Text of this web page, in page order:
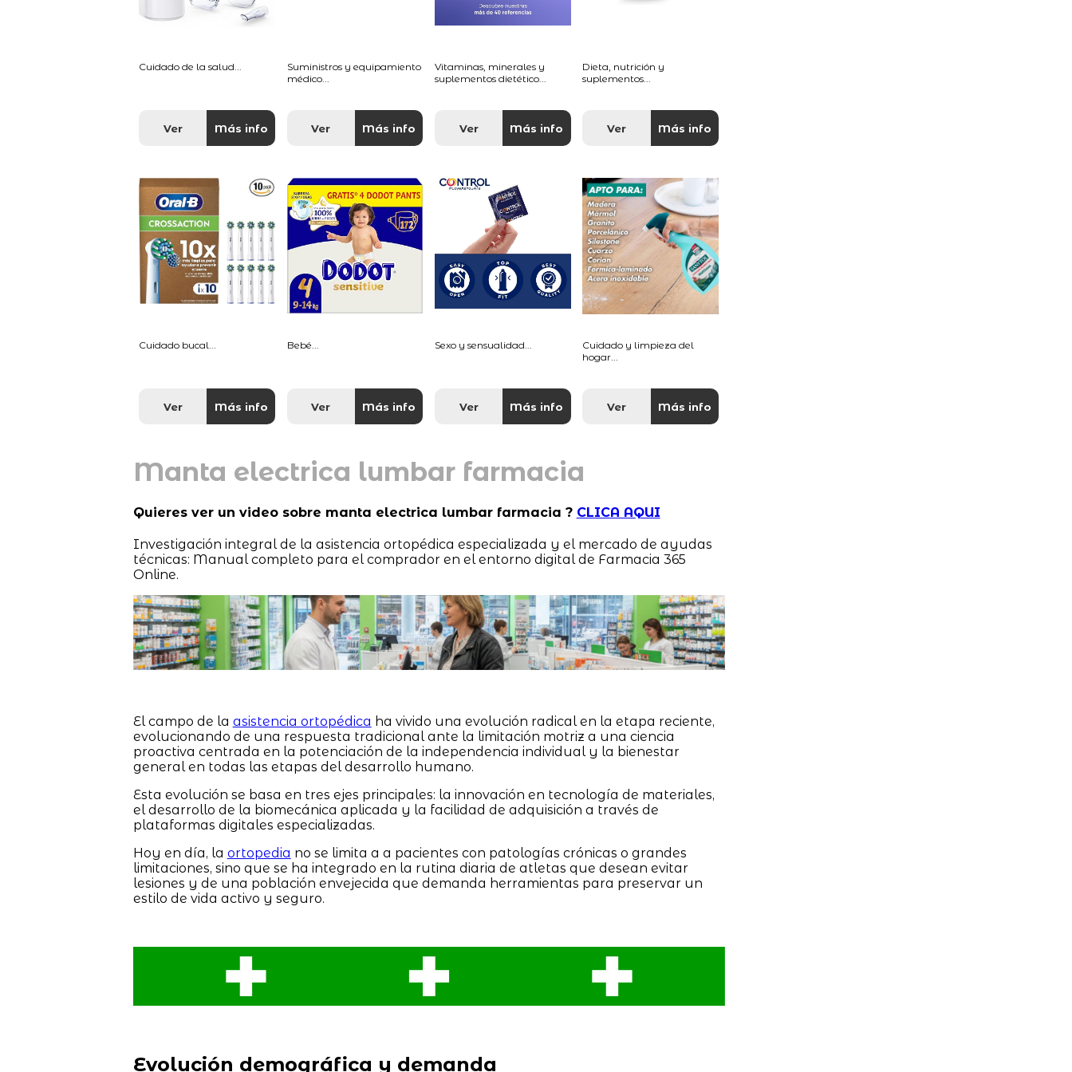
Cuidado de la salud...
Ver Más info
Suministros y equipamiento
médico...
Ver Más info
Vitaminas, minerales y
suplementos dietético...
Ver Más info
Dieta, nutrición y
suplementos...
Ver Más info
Cuidado bucal...
Ver Más info
Bebé...
Ver Más info
Sexo y sensualidad...
Ver Más info
Cuidado y limpieza del
hogar...
Ver Más info
Manta electrica lumbar farmacia
Quieres ver un video sobre manta electrica lumbar farmacia ? CLICA AQUI
Investigación integral de la asistencia ortopédica especializada y el mercado de ayudas
técnicas: Manual completo para el comprador en el entorno digital de Farmacia 365
Online.
El campo de la asistencia ortopédica ha vivido una evolución radical en la etapa reciente,
evolucionando de una respuesta tradicional ante la limitación motriz a una ciencia
proactiva centrada en la potenciación de la independencia individual y la bienestar
general en todas las etapas del desarrollo humano.
Esta evolución se basa en tres ejes principales: la innovación en tecnología de materiales,
el desarrollo de la biomecánica aplicada y la facilidad de adquisición a través de
plataformas digitales especializadas.
Hoy en día, la ortopedia no se limita a a pacientes con patologías crónicas o grandes
limitaciones, sino que se ha integrado en la rutina diaria de atletas que desean evitar
lesiones y de una población envejecida que demanda herramientas para preservar un
estilo de vida activo y seguro.
Evolución demográfica y demanda